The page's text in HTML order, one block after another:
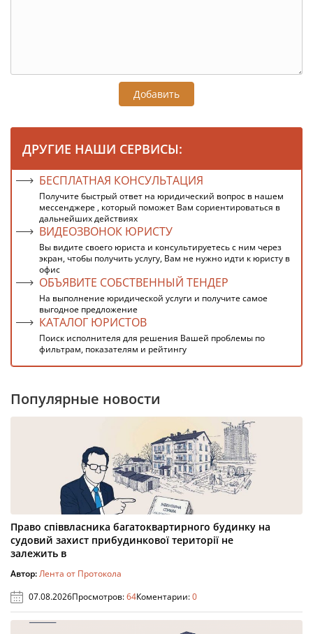
Добавить
ДРУГИЕ НАШИ СЕРВИСЫ:
БЕСПЛАТНАЯ КОНСУЛЬТАЦИЯ
Получите быстрый ответ на юридический вопрос в нашем
мессенджере , который поможет Вам сориентироваться в
дальнейших действиях
ВИДЕОЗВОНОК ЮРИСТУ
Вы видите своего юриста и консультируетесь с ним через
экран, чтобы получить услугу, Вам не нужно идти к юристу в
офис
ОБЪЯВИТЕ СОБСТВЕННЫЙ ТЕНДЕР
На выполнение юридической услуги и получите самое
выгодное предложение
КАТАЛОГ ЮРИСТОВ
Поиск исполнителя для решения Вашей проблемы по
фильтрам, показателям и рейтингу
Популярные новости
Право співвласника багатоквартирного будинку на
судовий захист прибудинкової території не
залежить в
Автор:Лента от Протокола
07.08.2026Просмотров:64Коментарии:0